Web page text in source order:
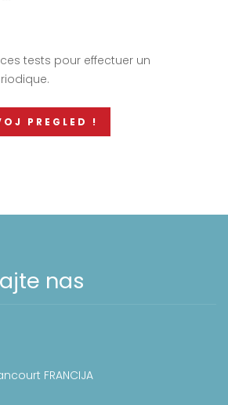
tests pour effectuer un
PREGLED !
nas
FRANCIJA